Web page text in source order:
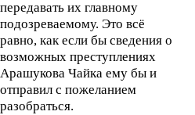
передавать их главному
подозреваемому. Это всё
равно, как если бы сведения о
возможных преступлениях
Арашукова Чайка ему бы и
отправил с пожеланием
разобраться.